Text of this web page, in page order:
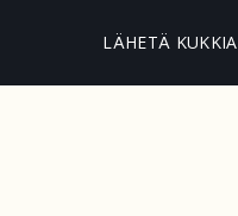
LÄHETÄ KUKKIA